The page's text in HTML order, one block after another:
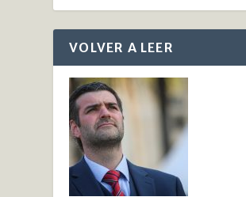
VOLVER A LEER